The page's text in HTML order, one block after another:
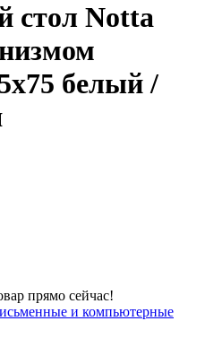
стол Notta
белый /
прямо сейчас!
и компьютерные